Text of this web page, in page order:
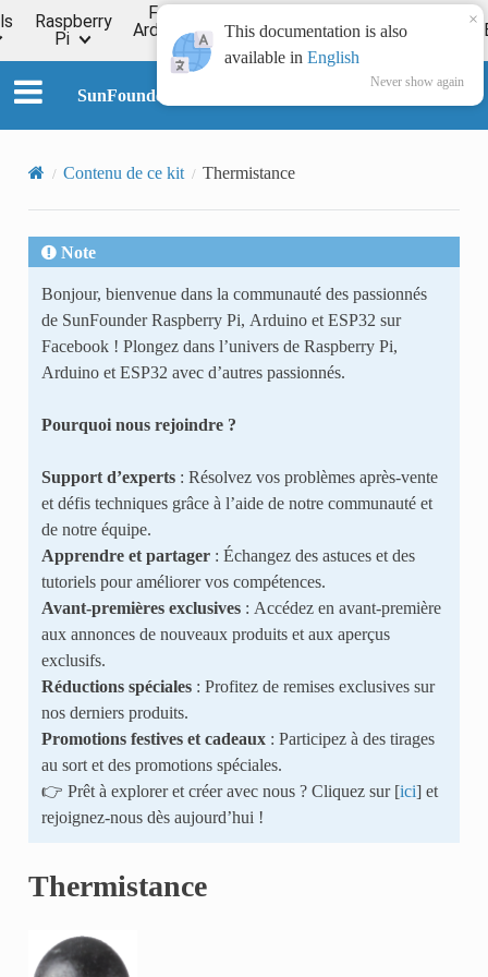
Raspberry
Pi
For
Arduino
ESP32
Online
Tutorial
Forum
SunFounder Kepler Kit for Raspberry Pi Pico W
Contenu de ce kit Thermistance
Note
Bonjour, bienvenue dans la communauté des passionnés
de SunFounder Raspberry Pi, Arduino et ESP32 sur
Facebook ! Plongez dans l’univers de Raspberry Pi,
Arduino et ESP32 avec d’autres passionnés.
Pourquoi nous rejoindre ?
Support d’experts: Résolvez vos problèmes après-vente
et défis techniques grâce à l’aide de notre communauté et
de notre équipe.
Apprendre et partager: Échangez des astuces et des
tutoriels pour améliorer vos compétences.
Avant-premières exclusives: Accédez en avant-première
aux annonces de nouveaux produits et aux aperçus
exclusifs.
Réductions spéciales: Profitez de remises exclusives sur
nos derniers produits.
Promotions festives et cadeaux: Participez à des tirages
au sort et des promotions spéciales.
👉 Prêt à explorer et créer avec nous ? Cliquez sur [ici] et
rejoignez-nous dès aujourd’hui !
Thermistance
This documentation is also
available in English
Never show again
×